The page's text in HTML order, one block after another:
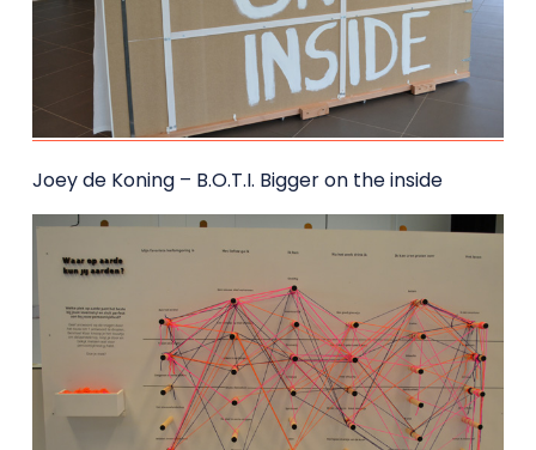
Joey de Koning – B.O.T.I. Bigger on the inside